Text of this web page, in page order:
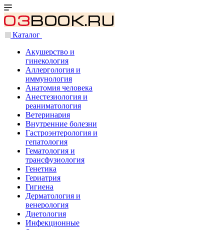
Каталог
Акушерство и
гинекология
Аллергология и
иммунология
Анатомия человека
Анестезиология и
реаниматология
Ветеринария
Внутренние болезни
Гастроэнтерология и
гепатология
Гематология и
трансфузиология
Генетика
Гериатрия
Гигиена
Дерматология и
венерология
Диетология
Инфекционные